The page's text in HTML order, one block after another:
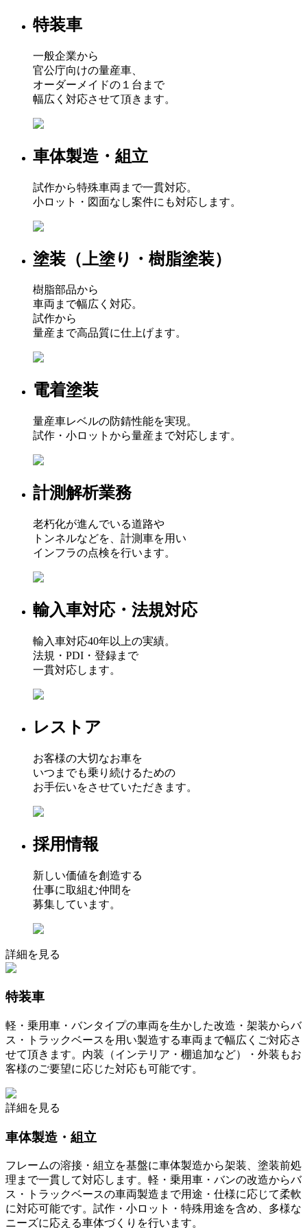
特装車
一般企業から
官公庁向けの量産車、
オーダーメイドの１台まで
幅広く対応させて頂きます。
車体製造・組立
試作から特殊車両まで一貫対応。
小ロット・図面なし案件にも対応します。
塗装（上塗り・樹脂塗装）
樹脂部品から
車両まで幅広く対応。
試作から
量産まで高品質に仕上げます。
電着塗装
量産車レベルの防錆性能を実現。
試作・小ロットから量産まで対応します。
計測解析業務
老朽化が進んでいる道路や
トンネルなどを、計測車を用い
インフラの点検を行います。
輸入車対応・法規対応
輸入車対応40年以上の実績。
法規・PDI・登録まで
一貫対応します。
レストア
お客様の大切なお車を
いつまでも乗り続けるための
お手伝いをさせていただきます。
採用情報
新しい価値を創造する
仕事に取組む仲間を
募集しています。
詳細を見る
特装車
軽・乗用車・バンタイプの車両を生かした改造・架装からバ
ス・トラックベースを用い製造する車両まで幅広くご対応さ
せて頂きます。内装（インテリア・棚追加など）・外装もお
客様のご要望に応じた対応も可能です。
詳細を見る
車体製造・組立
フレームの溶接・組立を基盤に車体製造から架装、塗装前処
理まで一貫して対応します。軽・乗用車・バンの改造からバ
ス・トラックベースの車両製造まで用途・仕様に応じて柔軟
に対応可能です。試作・小ロット・特殊用途を含め、多様な
ニーズに応える車体づくりを行います。